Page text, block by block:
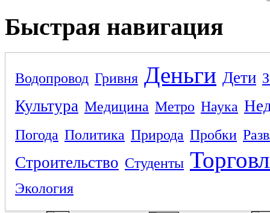
Быстрая навигация
Водопровод Гривня Деньги Дети
Культура Медицина Метро Наука
Погода Политика Природа Пробки
Строительство Студенты
Экология